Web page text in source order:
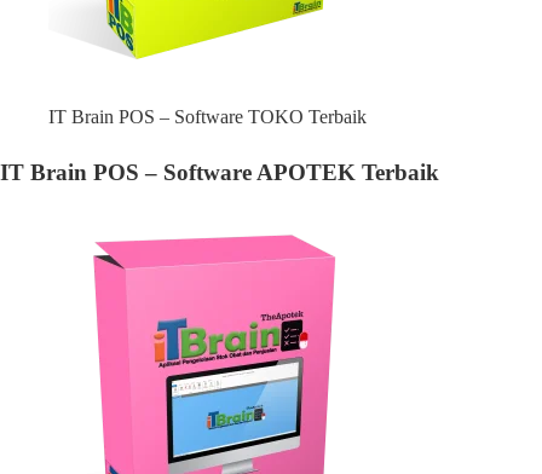
IT Brain POS – Software TOKO Terbaik
IT Brain POS – Software APOTEK Terbaik